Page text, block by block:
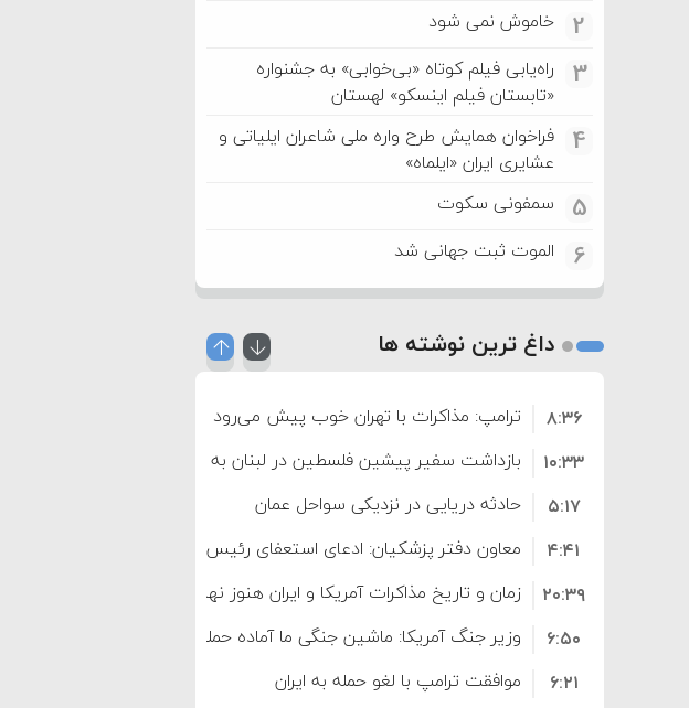
2 خاموش نمی شود
3
راه‌یابی فیلم کوتاه «بی‌خوابی» به جشنواره
«تابستان فیلم اینسکو» لهستان
4
فراخوان همایش طرح واره ملی شاعران ایلیاتی و
عشایری ایران «ایلماه»
5 سمفونی سکوت
6 الموت ثبت جهانی شد
داغ ترین نوشته ها
ترامپ: مذاکرات با تهران خوب پیش می‌رود
۸:۳۶
بازداشت سفیر پیشین فلسطین در لبنان به اتهام فساد و اختلاس اموال
۱۰:۳۳
حادثه دریایی در نزدیکی سواحل عمان
۵:۱۷
معاون دفتر پزشکیان: ادعای استعفای رئیس‌جمهور واهی و کذب محض
است
۴:۴۱
زمان و تاریخ مذاکرات آمریکا و ایران هنوز نهایی نشده است
۲۰:۳۹
وزیر جنگ آمریکا: ماشین جنگی ما آماده حمله نظامی علیه ایران است
۶:۵۰
موافقت ترامپ با لغو حمله به ایران
۶:۲۱